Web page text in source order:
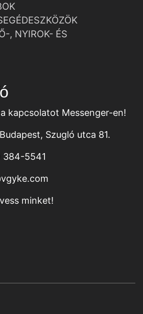
, NYIROK- ÉS
kapcsolatot Messenger-en!
Szugló utca 81.
384-5541
minket!